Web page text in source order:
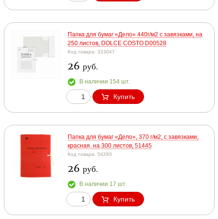
Папка для бумаг «Дело» 440г/м2 с завязками, на
250 листов, DOLCE COSTO D00528
Код товара: 323047
26 руб.
В наличии 154 шт.
Купить
Папка для бумаг «Дело», 370 г/м2, с завязками,
красная. на 300 листов, 51445
Код товара: 54293
26 руб.
В наличии 17 шт.
Купить